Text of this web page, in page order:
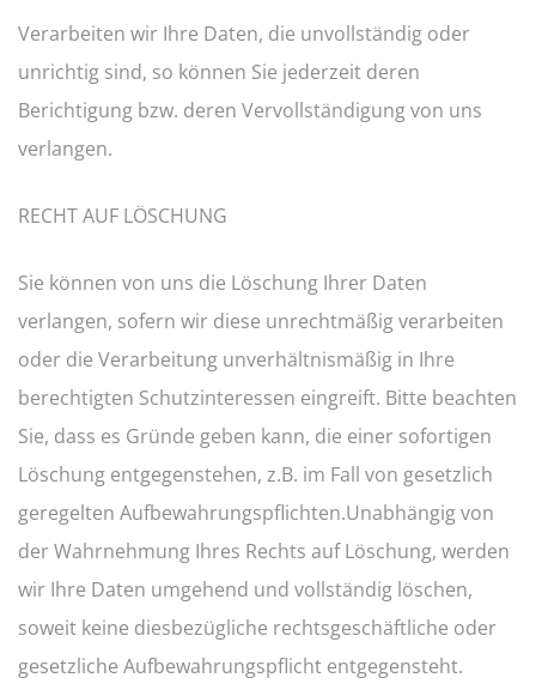
Verarbeiten wir Ihre Daten, die unvollständig oder
unrichtig sind, so können Sie jederzeit deren
Berichtigung bzw. deren Vervollständigung von uns
verlangen.
RECHT AUF LÖSCHUNG
Sie können von uns die Löschung Ihrer Daten
verlangen, sofern wir diese unrechtmäßig verarbeiten
oder die Verarbeitung unverhältnismäßig in Ihre
berechtigten Schutzinteressen eingreift. Bitte beachten
Sie, dass es Gründe geben kann, die einer sofortigen
Löschung entgegenstehen, z.B. im Fall von gesetzlich
geregelten Aufbewahrungspflichten.Unabhängig von
der Wahrnehmung Ihres Rechts auf Löschung, werden
wir Ihre Daten umgehend und vollständig löschen,
soweit keine diesbezügliche rechtsgeschäftliche oder
gesetzliche Aufbewahrungspflicht entgegensteht.